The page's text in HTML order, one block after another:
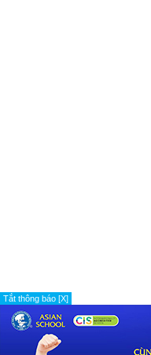
Tắt thông báo [X]